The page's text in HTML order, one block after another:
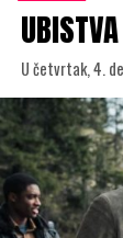
U četvrtak, 4.